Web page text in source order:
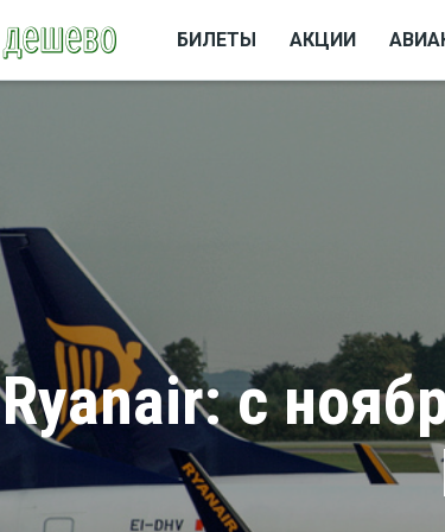
БИЛЕТЫ АКЦИИ
Ryanair: с